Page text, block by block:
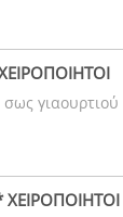
γιαουρτιού